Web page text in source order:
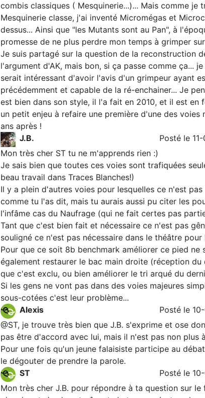
combis classiques ( Mesquinerie...)... Mais comme je
Mesquinerie classe, j'ai inventé Micromégas et
dessus... Ainsi que "les Mutants sont au Pan", à
promesse de ne plus perdre mon temps à grimper
Je suis partagé sur la question de la reconstruction
l'argument d'AK, mais bon, si ça passe comme ça...
serait intéressant d'avoir l'avis d'un grimpeur ayant
précédemment et capable de la ré-enchainer... Je
est bien dans son style, il l'a fait en 2010, et il est en
un petit enjeu à refaire une première d'une des voies
ans après !
J.B.
Posté le
Mon très cher ST tu ne m'apprends rien :)
Je sais bien que toutes ces voies sont trafiquées
beau travail dans Traces Blanches!)
Il y a plein d'autres voies pour lesquelles ce n'est
comme tu l'as dit, mais tu aurais aussi pu citer les
l'infâme cas du Naufrage (qui ne fait certes pas
Tant que c'est bien fait et nécessaire ce n'est pas
souligné ce n'est pas nécessaire dans le théâtre pour
Pour que ce soit 8b benchmark améliorer ce pied ne
également restaurer le bac main droite (réception
que c'est exclu, ou bien améliorer le tri arqué du
Si les gens ne vont pas dans des voies majeures
sous-cotées c'est leur problème...
Alexis
Posté le
@ST, je trouve très bien que J.B. s'exprime et ose
pas être d'accord avec lui, mais il n'est pas non plus
Pour une fois qu'un jeune falaisiste participe au
le dégouter de prendre la parole.
ST
Posté le
Mon très cher J.B. pour répondre à ta question sur le